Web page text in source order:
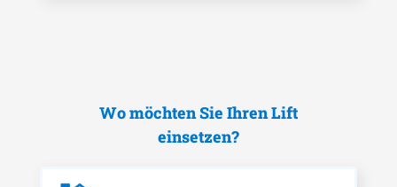
Wo möchten Sie Ihren Lift
einsetzen?